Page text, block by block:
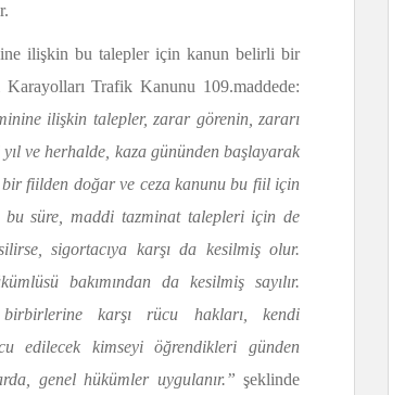
ilişkin bu talepler için kanun belirli bir
Karayolları Trafik Kanunu 109.maddede:
ilişkin talepler, zarar görenin, zararı
ve herhalde, kaza gününden başlayarak
bir fiilden doğar ve ceza kanunu bu fiil için
bu süre, maddi tazminat talepleri için de
sigortacıya karşı da kesilmiş olur.
bakımından da kesilmiş sayılır.
karşı rücu hakları, kendi
edilecek kimseyi öğrendikleri günden
genel hükümler uygulanır.” şeklinde